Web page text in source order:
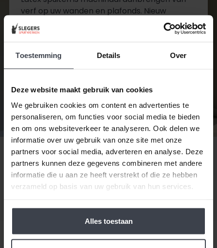
Toestemming Details Over
Deze website maakt gebruik van cookies
We gebruiken cookies om content en advertenties te
personaliseren, om functies voor social media te bieden
en om ons websiteverkeer te analyseren. Ook delen we
informatie over uw gebruik van onze site met onze
partners voor social media, adverteren en analyse. Deze
partners kunnen deze gegevens combineren met andere
informatie die u aan ze heeft verstrekt of die ze hebben
verzameld op basis van uw gebruik van hun services.
Alles toestaan
verf op uw wanden en plafonds. Nieuw
stucwerk wordt eerst geschuurd, daarna
wordt de eerste laag aangebracht.
en de inwendige hoeken worden gekit.
Wanneer het stucwerk in de juiste staat is
aangebracht.
Contact opnemen
Diensten bekijken